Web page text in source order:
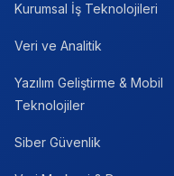
Kurumsal İş Teknolojileri
Veri ve Analitik
Yazılım Geliştirme & Mobil
Teknolojiler
Siber Güvenlik